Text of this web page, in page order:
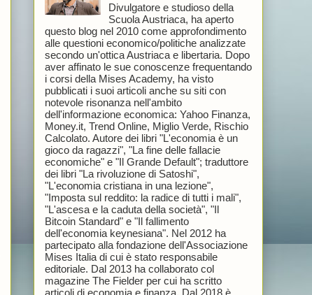
Divulgatore e studioso della
Scuola Austriaca, ha aperto
questo blog nel 2010 come approfondimento
alle questioni economico/politiche analizzate
secondo un'ottica Austriaca e libertaria. Dopo
aver affinato le sue conoscenze frequentando
i corsi della Mises Academy, ha visto
pubblicati i suoi articoli anche su siti con
notevole risonanza nell'ambito
dell'informazione economica: Yahoo Finanza,
Money.it, Trend Online, Miglio Verde, Rischio
Calcolato. Autore dei libri "L'economia è un
gioco da ragazzi", "La fine delle fallacie
economiche" e "Il Grande Default"; traduttore
dei libri "La rivoluzione di Satoshi",
"L'economia cristiana in una lezione",
"Imposta sul reddito: la radice di tutti i mali",
"L'ascesa e la caduta della società", "Il
Bitcoin Standard" e "Il fallimento
dell'economia keynesiana". Nel 2012 ha
partecipato alla fondazione dell'Associazione
Mises Italia di cui è stato responsabile
editoriale. Dal 2013 ha collaborato col
magazine The Fielder per cui ha scritto
articoli di economia e finanza. Dal 2018 è